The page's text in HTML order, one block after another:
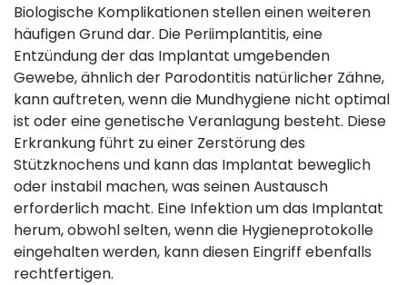
Biologische Komplikationen stellen einen weiteren
häufigen Grund dar. Die Periimplantitis, eine
Entzündung der das Implantat umgebenden
Gewebe, ähnlich der Parodontitis natürlicher Zähne,
kann auftreten, wenn die Mundhygiene nicht optimal
ist oder eine genetische Veranlagung besteht. Diese
Erkrankung führt zu einer Zerstörung des
Stützknochens und kann das Implantat beweglich
oder instabil machen, was seinen Austausch
erforderlich macht. Eine Infektion um das Implantat
herum, obwohl selten, wenn die Hygieneprotokolle
eingehalten werden, kann diesen Eingriff ebenfalls
rechtfertigen.